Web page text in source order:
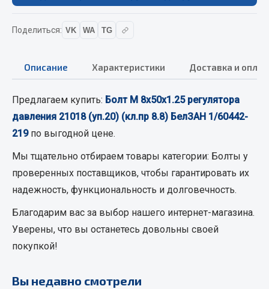
Кольца стопорные
Пресс-масленки
Хомуты
Показать ещё
Весь раздел
Соединительные элементы
Camozzi
Адаптеры и переходники
Тройники
Трубки, муфты, гайки
Поделиться: VK WA TG
Описание Характеристики Доставка и
Предлагаем купить: Болт М 8х50х1.25 регулятора
давления 21018 (уп.20) (кл.пр 8.8) БелЗАН 1/60442-
219по выгодной цене.
Мы тщательно отбираем товары категории: Болты у
проверенных поставщиков, чтобы гарантировать их
надежность, функциональность и долговечность.
Благодарим вас за выбор нашего интернет-магазина.
Уверены, что вы останетесь довольны своей
покупкой!
Вы недавно смотрели